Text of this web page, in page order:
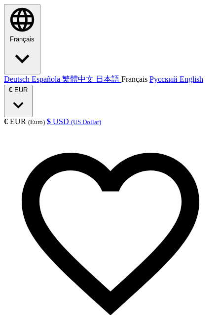
Français
Deutsch Española 繁體中文 日本語 Français Русский English
€ EUR
€ EUR (Euro) $ USD (US Dollar)